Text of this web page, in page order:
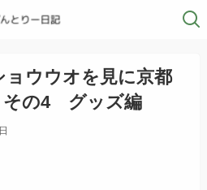
ョウウオを見に京都
の4 グッズ編